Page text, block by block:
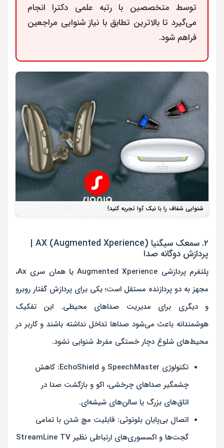
توسط متخصصین با رتبه علمی دکترا انجام
می‌گیرد تا بالاترین تطابق با نیاز شنوایی مراجعین
فراهم شود.
شنوایی شفاف را با نیک آوا تجربه کنید!
۲. سمعک سیگنیا AX (Augmented Xperience) |
پردازش دوگانه صدا
پلتفرم پردازشی Augmented Xperience یا همان سری Ax،
مجهز به دو پردازنده مستقل است؛ یکی برای پردازش گفتار روبرو
و دیگری برای مدیریت صداهای محیطی. این تفکیک
هوشمندانه باعث می‌شود صداها تداخل نداشته باشند و کاربر در
محیط‌های شلوغ دچار خستگی مفرط شنوایی نشود.
تکنولوژی SpeechMaster و EchoShield:
کاهش
چشمگیر صداهای چرخشی، اکو و بازگشت صدا در
اتاق‌های بزرگ یا سالن‌های شیشه‌ای.
اتصال بی‌پایان بلوتوثی: قابلیت مچ شدن با تمامی
گجت‌ها و اکسسوری‌های ارتباطی نظیر StreamLine TV